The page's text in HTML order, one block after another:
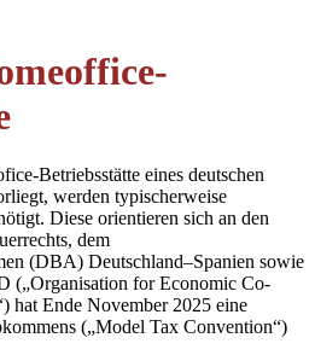
Betriebsstätte eines deutschen
werden typischerweise
Diese orientieren sich an den
dem
(DBA) Deutschland–Spanien sowie
(„Organisation for Economic Co-
hat Ende November 2025 eine
(„Model Tax Convention“)